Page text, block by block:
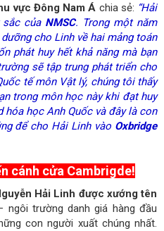
vực Đông Nam Á chia sẻ: “Hải
củaNMSC. Trong một năm
cho Linh về hai mảng toán
phát huy hết khả năng mà bạn
sẽ tập trung phát triển cho
tế môn Vật lý, chúng tôi thấy
trong môn học này khi đạt huy
học Anh Quốc và đây là con
để cho Hải Linh vào Oxbridge
cánh cửa Cambrigde!
Hải Linh được xướng tên
ngôi trường danh giá hàng đầu
con người xuất chúng nhất.